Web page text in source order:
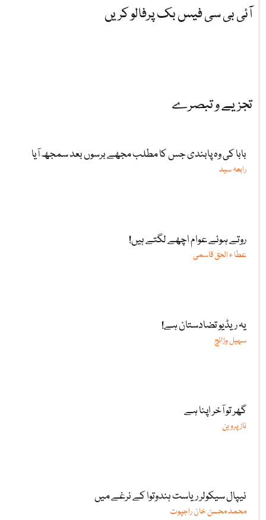
آئی بی سی فیس بک پرفالو کریں
تجزیے و تبصرے
بابا کی وہ پابندی جس کا مطلب مجھے برسوں بعد سمجھ آیا
رابعہ سید
روتے ہوئے عوام اچھے لگتے ہیں!
عطا ء الحق قاسمی
یہ ریڈیو تضادستان ہے!
سہیل وڑائچ
گھر تو آخر اپنا ہے
ناز پروین
نیپال سیکولر ریاست ہندوتوا کے نرغے میں
محمد محسن خان راجپوت